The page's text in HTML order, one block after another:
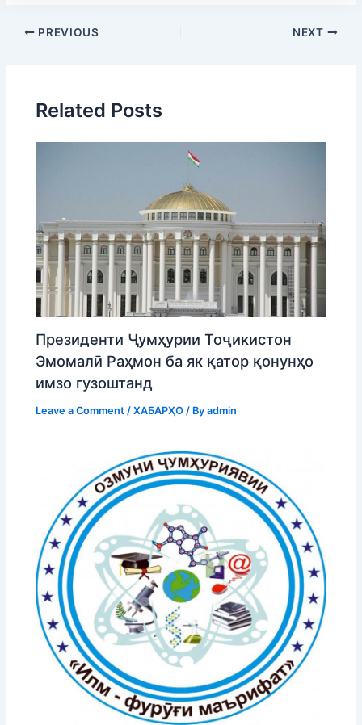
PREVIOUS NEXT
Related Posts
Президенти Ҷумҳурии Тоҷикистон
Эмомалӣ Раҳмон ба як қатор қонунҳо
имзо гузоштанд
Leave a Comment /ХАБАРҲО / Byadmin